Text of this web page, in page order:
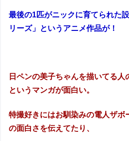
最後の1匹がニックに育てられた
リーズ」というアニメ作品が！
日ペンの美子ちゃんを描いてる人
というマンガが面白い。
特撮好きにはお馴染みの電人ザボ
の面白さを伝えてたり、